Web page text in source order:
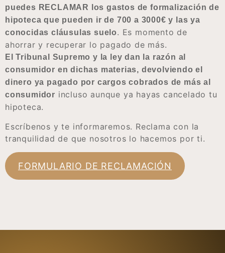
puedes RECLAMAR los gastos de formalización de
hipoteca que pueden ir de 700 a 3000€ y las ya
conocidas cláusulas suelo. Es momento de
ahorrar y recuperar lo pagado de más.
El Tribunal Supremo y la ley dan la razón al
consumidor en dichas materias, devolviendo el
dinero ya pagado por cargos cobrados de más al
consumidor incluso aunque ya hayas cancelado tu
hipoteca.
Escríbenos y te informaremos. Reclama con la
tranquilidad de que nosotros lo hacemos por ti.
FORMULARIO DE RECLAMACIÓN